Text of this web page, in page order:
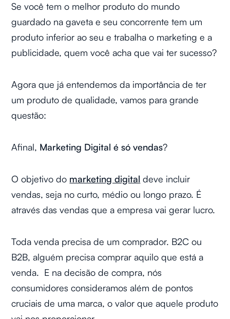
Se você tem o melhor produto do mundo
guardado na gaveta e seu concorrente tem um
produto inferior ao seu e trabalha o marketing e a
publicidade, quem você acha que vai ter sucesso?
Agora que já entendemos da importância de ter
um produto de qualidade, vamos para grande
questão:
Afinal, Marketing Digital é só vendas?
O objetivo do marketing digital deve incluir
vendas, seja no curto, médio ou longo prazo. É
através das vendas que a empresa vai gerar lucro.
Toda venda precisa de um comprador. B2C ou
B2B, alguém precisa comprar aquilo que está a
venda. E na decisão de compra, nós
consumidores consideramos além de pontos
cruciais de uma marca, o valor que aquele produto